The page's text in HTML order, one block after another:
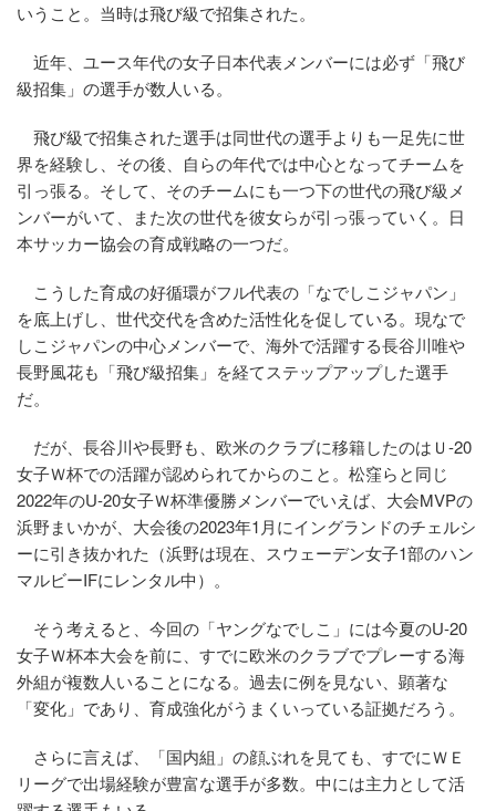
いうこと。当時は飛び級で招集された。
近年、ユース年代の女子日本代表メンバーには必ず「飛び
級招集」の選手が数人いる。
飛び級で招集された選手は同世代の選手よりも一足先に世
界を経験し、その後、自らの年代では中心となってチームを
引っ張る。そして、そのチームにも一つ下の世代の飛び級メ
ンバーがいて、また次の世代を彼女らが引っ張っていく。日
本サッカー協会の育成戦略の一つだ。
こうした育成の好循環がフル代表の「なでしこジャパン」
を底上げし、世代交代を含めた活性化を促している。現なで
しこジャパンの中心メンバーで、海外で活躍する長谷川唯や
長野風花も「飛び級招集」を経てステップアップした選手
だ。
だが、長谷川や長野も、欧米のクラブに移籍したのはＵ-20
女子Ｗ杯での活躍が認められてからのこと。松窪らと同じ
2022年のU-20女子Ｗ杯準優勝メンバーでいえば、大会MVPの
浜野まいかが、大会後の2023年1月にイングランドのチェルシ
ーに引き抜かれた（浜野は現在、スウェーデン女子1部のハン
マルビーIFにレンタル中）。
そう考えると、今回の「ヤングなでしこ」には今夏のU-20
女子Ｗ杯本大会を前に、すでに欧米のクラブでプレーする海
外組が複数人いることになる。過去に例を見ない、顕著な
「変化」であり、育成強化がうまくいっている証拠だろう。
さらに言えば、「国内組」の顔ぶれを見ても、すでにＷＥ
リーグで出場経験が豊富な選手が多数。中には主力として活